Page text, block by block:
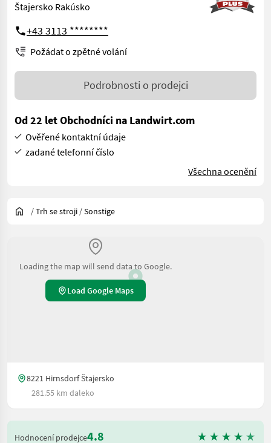
Štajersko Rakúsko
+43 3113 ********
Požádat o zpětné volání
Podrobnosti o prodejci
Od 22 let Obchodníci na Landwirt.com
Ověřené kontaktní údaje
zadané telefonní číslo
Všechna ocenění
/Trh se stroji /Sonstige
Loading the map will send data to Google.
Load Google Maps
8221 Hirnsdorf Štajersko
281.55 km daleko
Hodnocení prodejce4.8